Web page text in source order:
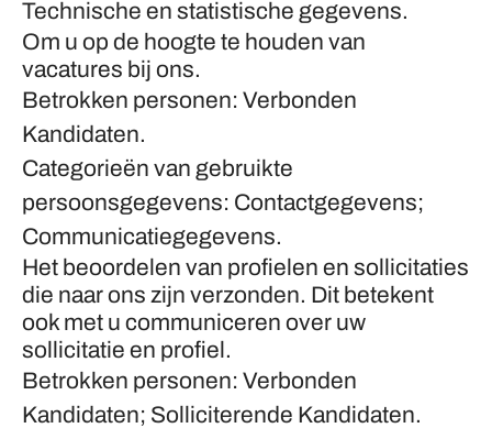
Technische en statistische gegevens.
Om u op de hoogte te houden van
vacatures bij ons.
Betrokken personen: Verbonden
Kandidaten.
Categorieën van gebruikte
persoonsgegevens: Contactgegevens;
Communicatiegegevens.
Het beoordelen van profielen en sollicitaties
die naar ons zijn verzonden. Dit betekent
ook met u communiceren over uw
sollicitatie en profiel.
Betrokken personen: Verbonden
Kandidaten; Solliciterende Kandidaten.